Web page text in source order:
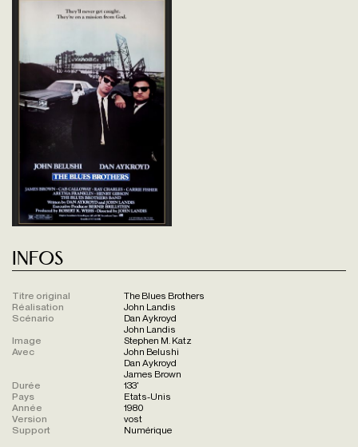
Infos
Titre original
The Blues Brothers
Réalisation
John Landis
Scénario
Dan Aykroyd
John Landis
Image
Stephen M. Katz
Avec
John Belushi
Dan Aykroyd
James Brown
Durée
133'
Pays
Etats-Unis
Année
1980
Version
vost
Support
Numérique